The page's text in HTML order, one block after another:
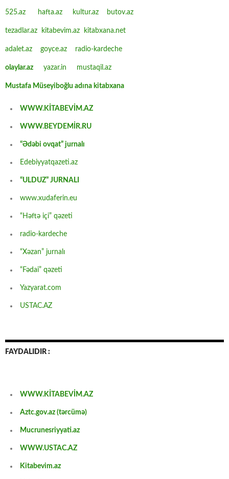
525.az hafta.az kultur.az butov.az
tezadlar.az kitabevim.az kitabxana.net
adalet.az goyce.az radio-kardeche
olaylar.az yazar.in mustaqil.az
Mustafa Müseyiboğlu adına kitabxana
WWW.KİTABEVİM.AZ
WWW.BEYDEMİR.RU
“Ədəbi ovqat” jurnalı
Edebiyyatqazeti.az
“ULDUZ” JURNALI
www.xudaferin.eu
“Həftə içi” qəzeti
radio-kardeche
“Xəzan” jurnalı
“Fədai” qəzeti
Yazyarat.com
USTAC.AZ
FAYDALIDIR :
WWW.KİTABEVİM.AZ
Aztc.gov.az (tərcümə)
Mucrunesriyyati.az
WWW.USTAC.AZ
Kitabevim.az